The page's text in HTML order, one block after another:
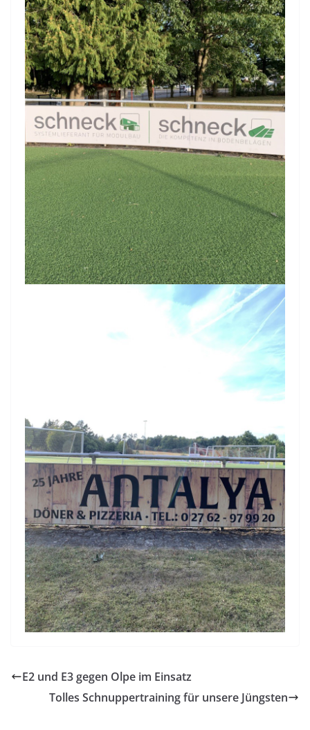
E2 und E3 gegen Olpe im Einsatz
Tolles Schnuppertraining für unsere Jüngsten